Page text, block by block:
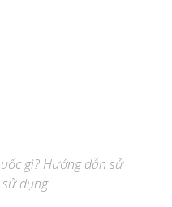
gì? Hướng dẫn sử
dụng.